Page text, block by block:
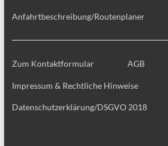
Anfahrtbeschreibung/Routenplaner
Zum Kontaktformular AGB
Impressum & Rechtliche Hinweise
Datenschutzerklärung/DSGVO 2018